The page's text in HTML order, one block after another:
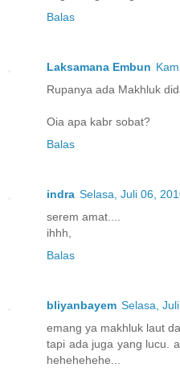
Balas
Laksamana Embun
Rupanya ada Makhluk
Oia apa kabr sobat?
Balas
indra Selasa, Juli 06,
serem amat....
ihhh,
Balas
bliyanbayem Selasa,
emang ya makhluk laut
tapi ada juga yang lucu.
hehehehehe...